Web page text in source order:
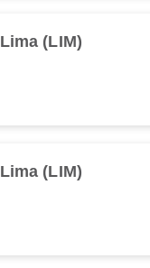
Lima (LIM)
Lima (LIM)